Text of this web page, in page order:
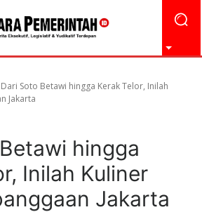
Dari Soto Betawi hingga Kerak Telor, Inilah
Jakarta
hingga
Inilah Kuliner
Jakarta